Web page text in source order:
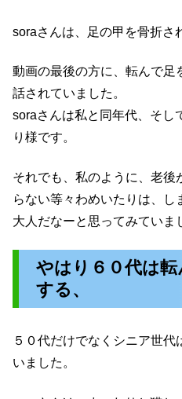
soraさんは、足の甲を骨折さ
動画の最後の方に、転んで足
話されていました。
soraさんは私と同年代、そし
り様です。
それでも、私のように、老
らない等々わめいたりは、し
大人だなーと思ってみていま
やはり６０代は
する、
５０代だけでなくシニア世
いました。